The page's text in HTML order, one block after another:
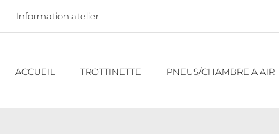
Information atelier
ACCUEIL TROTTINETTE PNEUS/CHAMBRE A AIR